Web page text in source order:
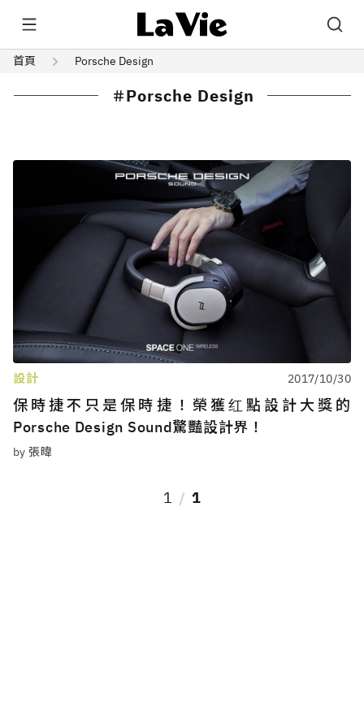
首頁 Porsche Design
Porsche Design
設計 2017/10/30
保時捷不只是保時捷！榮獲红點設計大獎的
Porsche Design Sound驚豔設計界！
by 張暐
1 1